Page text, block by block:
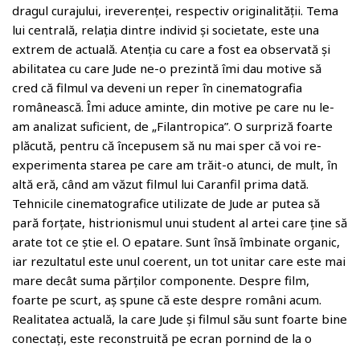
dragul curajului, ireverenței, respectiv originalității. Tema
lui centrală, relația dintre individ și societate, este una
extrem de actuală. Atenția cu care a fost ea observată și
abilitatea cu care Jude ne-o prezintă îmi dau motive să
cred că filmul va deveni un reper în cinematografia
românească. Îmi aduce aminte, din motive pe care nu le-
am analizat suficient, de „Filantropica”. O surpriză foarte
plăcută, pentru că începusem să nu mai sper că voi re-
experimenta starea pe care am trăit-o atunci, de mult, în
altă eră, când am văzut filmul lui Caranfil prima dată.
Tehnicile cinematografice utilizate de Jude ar putea să
pară forțate, histrionismul unui student al artei care ține să
arate tot ce știe el. O epatare. Sunt însă îmbinate organic,
iar rezultatul este unul coerent, un tot unitar care este mai
mare decât suma părților componente. Despre film,
foarte pe scurt, aș spune că este despre români acum.
Realitatea actuală, la care Jude și filmul său sunt foarte bine
conectați, este reconstruită pe ecran pornind de la o